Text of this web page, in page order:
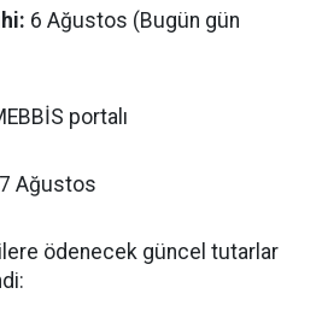
6 Ağustos (Bugün gün
portalı
7 Ağustos
ödenecek güncel tutarlar